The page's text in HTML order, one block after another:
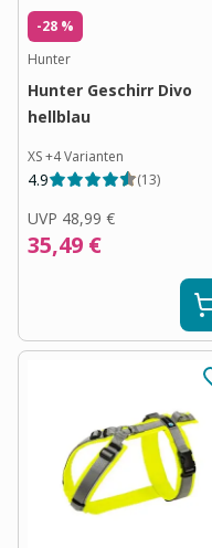
-28 %
Hunter
Hunter Geschirr Divo
hellblau
XS+4Varianten
4.9 (13)
UVP 48,99 €
35,49 €